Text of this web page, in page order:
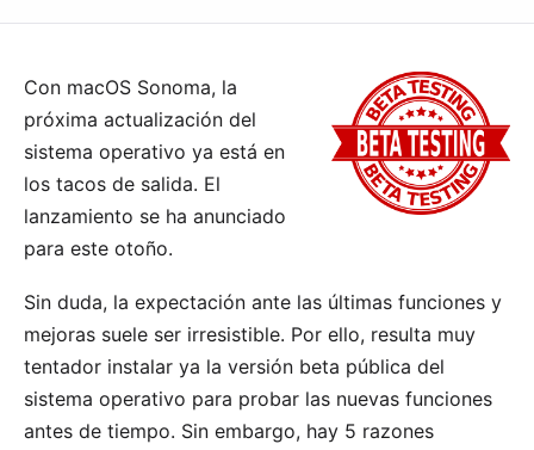
Con macOS Sonoma, la
próxima actualización del
sistema operativo ya está en
los tacos de salida. El
lanzamiento se ha anunciado
para este otoño.
Sin duda, la expectación ante las últimas funciones y
mejoras suele ser irresistible. Por ello, resulta muy
tentador instalar ya la versión beta pública del
sistema operativo para probar las nuevas funciones
antes de tiempo. Sin embargo, hay 5 razones